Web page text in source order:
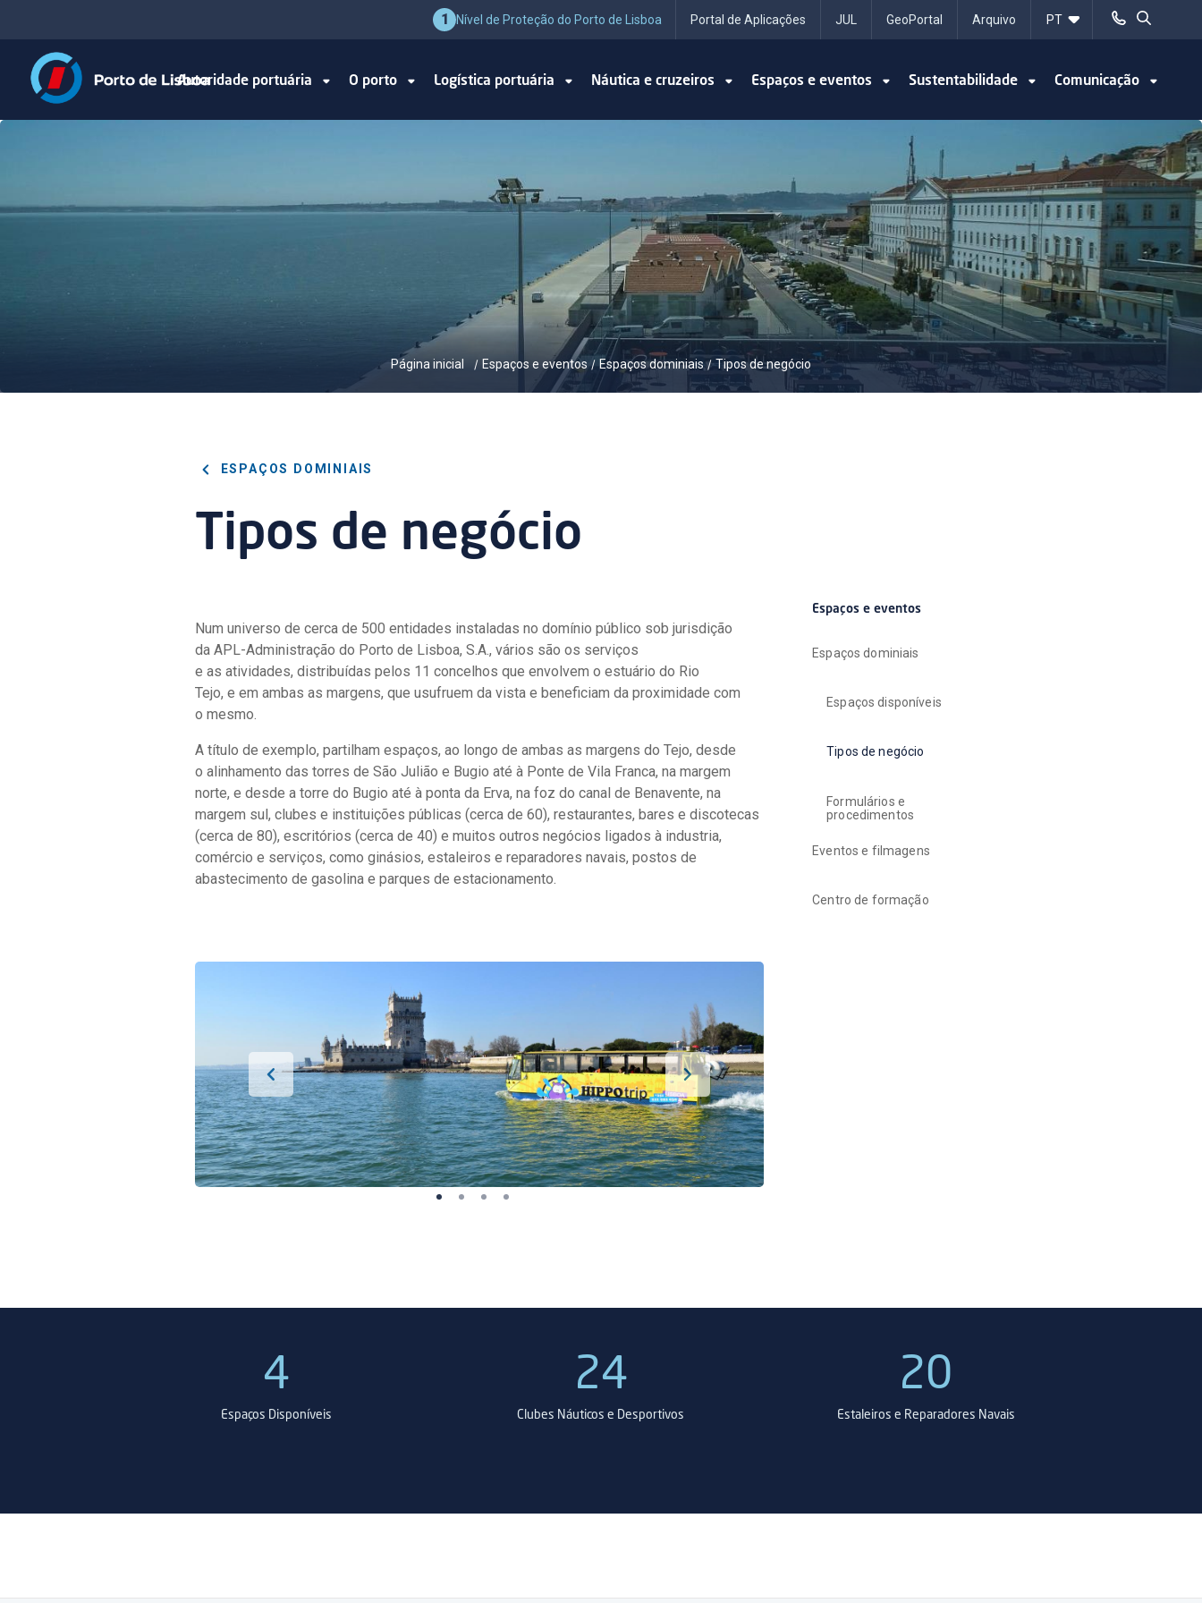
1 Nível de Proteção do Porto de Lisboa Portal de Aplicações JUL GeoPortal Arquivo
Autoridade portuária O porto Logística portuária Náutica e cruzeiros Espaços e eventos Sustentabilidade Comunicação
Página inicial / Espaços e eventos /Espaços dominiais/Tipos de negócio
ESPAÇOS DOMINIAIS
Tipos de negócio
Num universo de cerca de 500 entidades instaladas no domínio público sob jurisdição
da APL-Administração do Porto de Lisboa, S.A., vários são os serviços
e as atividades, distribuídas pelos 11 concelhos que envolvem o estuário do Rio
Tejo, e em ambas as margens, que usufruem da vista e beneficiam da proximidade com
o mesmo.
A título de exemplo, partilham espaços, ao longo de ambas as margens do Tejo, desde
o alinhamento das torres de São Julião e Bugio até à Ponte de Vila Franca, na margem
norte, e desde a torre do Bugio até à ponta da Erva, na foz do canal de Benavente, na
margem sul, clubes e instituições públicas (cerca de 60), restaurantes, bares e discotecas
(cerca de 80), escritórios (cerca de 40) e muitos outros negócios ligados à industria,
comércio e serviços, como ginásios, estaleiros e reparadores navais, postos de
abastecimento de gasolina e parques de estacionamento.
Espaços e eventos
Espaços dominiais
Espaços disponíveis
Tipos de negócio
Formulários e
procedimentos
Eventos e filmagens
Centro de formação
4
Espaços Disponíveis
24
Clubes Náuticos e Desportivos
20
Estaleiros e Reparadores Navais